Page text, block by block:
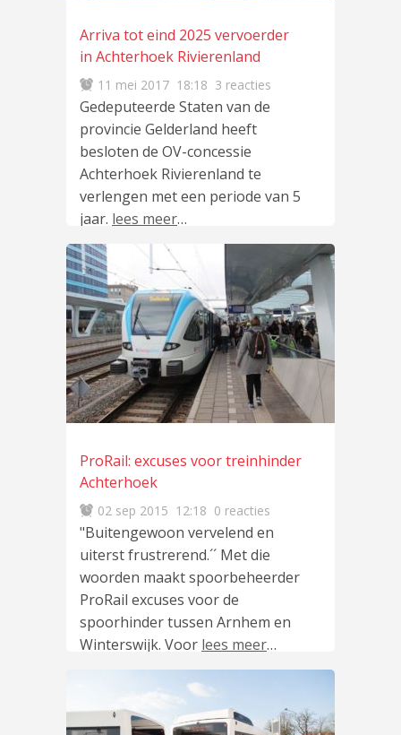
Arriva tot eind 2025 vervoerder
in Achterhoek Rivierenland
11 mei 2017 18:18 3 reacties
Gedeputeerde Staten van de
provincie Gelderland heeft
besloten de OV-concessie
Achterhoek Rivierenland te
verlengen met een periode van 5
jaar. lees meer…
ProRail: excuses voor treinhinder
Achterhoek
02 sep 2015 12:18 0 reacties
"Buitengewoon vervelend en
uiterst frustrerend.´´ Met die
woorden maakt spoorbeheerder
ProRail excuses voor de
spoorhinder tussen Arnhem en
Winterswijk. Voor lees meer…